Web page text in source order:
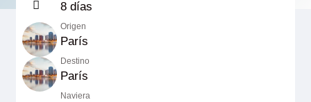
8 días
Origen
París
Destino
París
Naviera